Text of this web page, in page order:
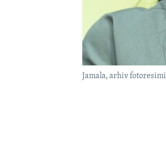
Jamala, arhiv fotoresimi